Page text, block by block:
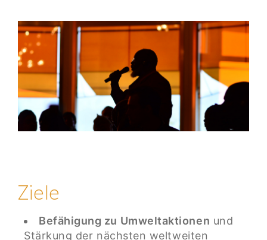
Ziele
Befähigung zu Umweltaktionen und
Stärkung der nächsten weltweiten